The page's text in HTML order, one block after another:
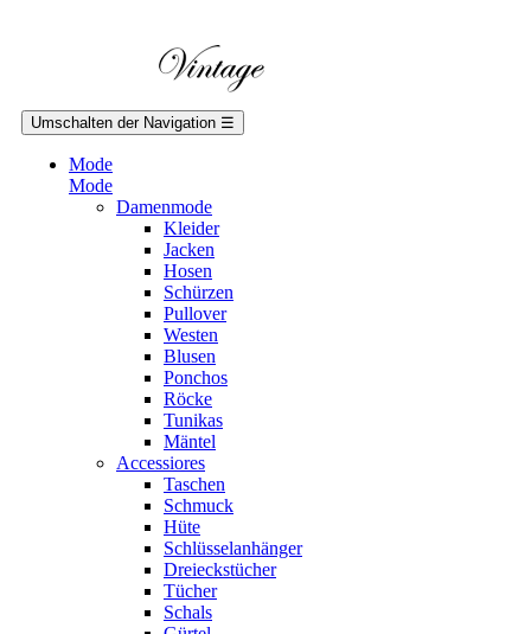
Umschalten der Navigation ☰
Mode
Mode
Damenmode
Kleider
Jacken
Hosen
Schürzen
Pullover
Westen
Blusen
Ponchos
Röcke
Tunikas
Mäntel
Accessiores
Taschen
Schmuck
Hüte
Schlüsselanhänger
Dreieckstücher
Tücher
Schals